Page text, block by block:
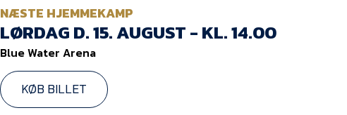
NÆSTE HJEMMEKAMP
LØRDAG D. 15. AUGUST - KL. 14.00
Blue Water Arena
KØB BILLET